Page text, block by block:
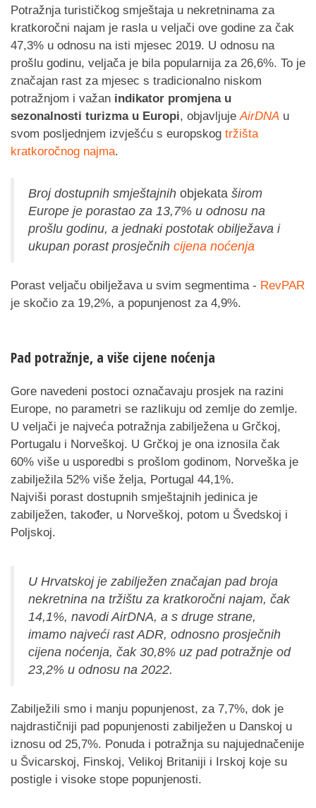
Potražnja turističkog smještaja u nekretninama za
kratkoročni najam je rasla u veljači ove godine za čak
47,3% u odnosu na isti mjesec 2019. U odnosu na
prošlu godinu, veljača je bila popularnija za 26,6%. To je
značajan rast za mjesec s tradicionalno niskom
potražnjom i važan indikator promjena u
sezonalnosti turizma u Europi, objavljujeAirDNA u
svom posljednjem izvješću s europskog tržišta
kratkoročnog najma.
Broj dostupnih smještajnih objekata širom
Europe je porastao za 13,7% u odnosu na
prošlu godinu, a jednaki postotak obilježava i
ukupan porast prosječnih cijena noćenja
Porast veljaču obilježava u svim segmentima - RevPAR
je skočio za 19,2%, a popunjenost za 4,9%.
Pad potražnje, a više cijene noćenja
Gore navedeni postoci označavaju prosjek na razini
Europe, no parametri se razlikuju od zemlje do zemlje.
U veljači je najveća potražnja zabilježena u Grčkoj,
Portugalu i Norveškoj. U Grčkoj je ona iznosila čak
60% više u usporedbi s prošlom godinom, Norveška je
zabilježila 52% više želja, Portugal 44,1%.
Najviši porast dostupnih smještajnih jedinica je
zabilježen, također, u Norveškoj, potom u Švedskoj i
Poljskoj.
U Hrvatskoj je zabilježen značajan pad broja
nekretnina na tržištu za kratkoročni najam, čak
14,1%, navodi AirDNA, a s druge strane,
imamo najveći rast ADR, odnosno prosječnih
cijena noćenja, čak 30,8% uz pad potražnje od
23,2% u odnosu na 2022.
Zabilježili smo i manju popunjenost, za 7,7%, dok je
najdrastičniji pad popunjenosti zabilježen u Danskoj u
iznosu od 25,7%. Ponuda i potražnja su najujednačenije
u Švicarskoj, Finskoj, Velikoj Britaniji i Irskoj koje su
postigle i visoke stope popunjenosti.